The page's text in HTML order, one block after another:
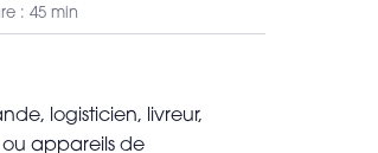
: 45 min
logisticien, livreur,
appareils de